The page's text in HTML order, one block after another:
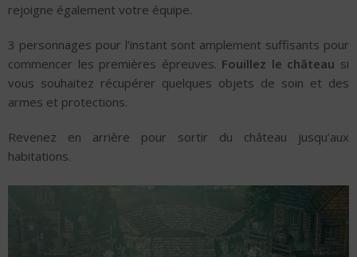
rejoigne également votre équipe.
3 personnages pour l’instant sont amplement suffisants pour
commencer les premières épreuves. Fouillez le château si
vous souhaitez récupérer quelques objets de soin et des
armes et protections.
Revenez en arrière pour sortir du château jusqu’aux
habitations.